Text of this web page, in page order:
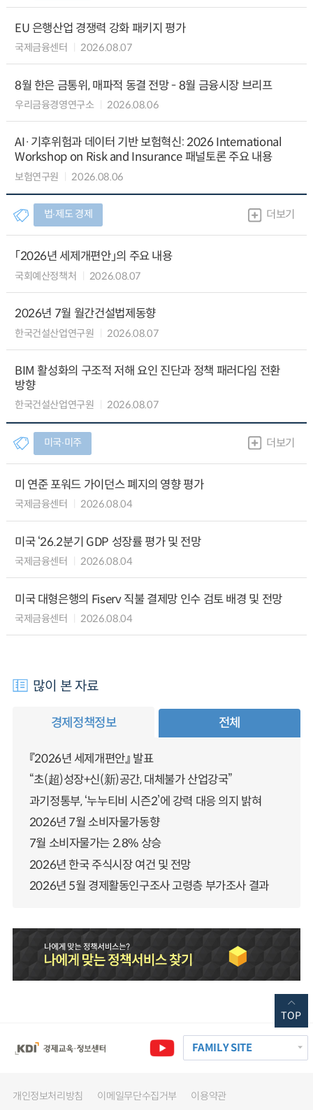
EU 은행산업 경쟁력 강화 패키지 평가
국제금융센터 2026.08.07
8월 한은 금통위, 매파적 동결 전망 - 8월 금융시장 브리프
우리금융경영연구소 2026.08.06
AI·기후위험과 데이터 기반 보험혁신: 2026 International
Workshop on Risk and Insurance 패널토론 주요 내용
보험연구원 2026.08.06
법∙제도 경제 더보기
「2026년 세제개편안」의 주요 내용
국회예산정책처 2026.08.07
2026년 7월 월간건설법제동향
한국건설산업연구원 2026.08.07
BIM 활성화의 구조적 저해 요인 진단과 정책 패러다임 전환
방향
한국건설산업연구원 2026.08.07
미국∙미주 더보기
미 연준 포워드 가이던스 폐지의 영향 평가
국제금융센터 2026.08.04
미국 ‘26.2분기 GDP 성장률 평가 및 전망
국제금융센터 2026.08.04
미국 대형은행의 Fiserv 직불 결제망 인수 검토 배경 및 전망
국제금융센터 2026.08.04
많이 본 자료
경제정책정보 전체
『2026년 세제개편안』 발표
“초(超)성장+신(新)공간, 대체불가 산업강국”
과기정통부, ‘누누티비 시즌2’에 강력 대응 의지 밝혀
2026년 7월 소비자물가동향
7월 소비자물가는 2.8% 상승
2026년 한국 주식시장 여건 및 전망
2026년 5월 경제활동인구조사 고령층 부가조사 결과
FAMILY SITE
개인정보처리방침 이메일무단수집거부 이용약관
TOP